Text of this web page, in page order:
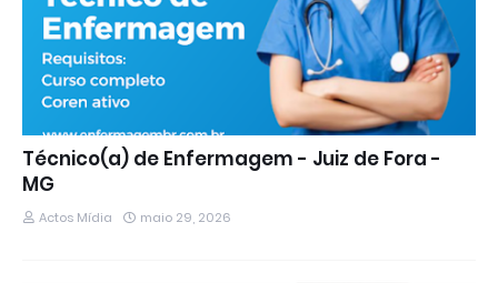
Técnico(a) de Enfermagem - Juiz de Fora -
MG
Actos Mídia maio 29, 2026